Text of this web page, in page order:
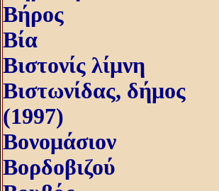
Βήρος
Βία
Βιστονίς λίμνη
Βιστωνίδας, δήμος
(1997)
Βονομάσιον
Βορδοβιζού